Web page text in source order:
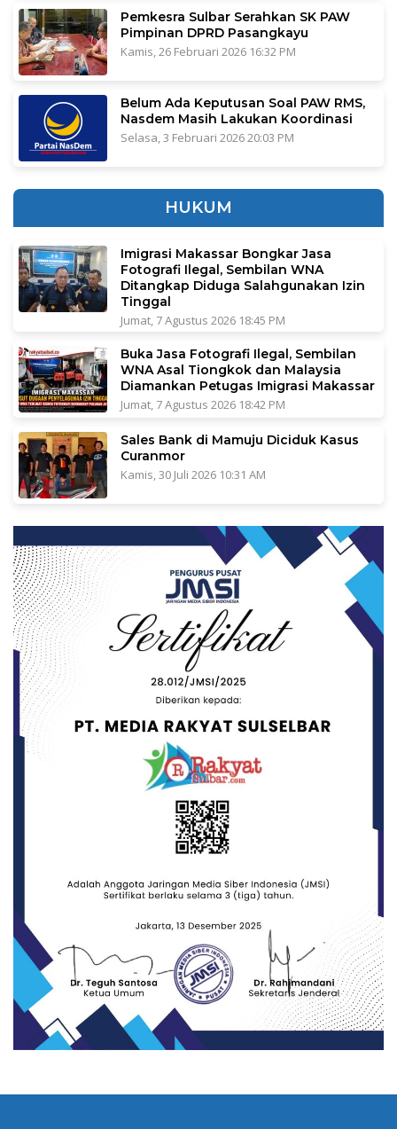
Pemkesra Sulbar Serahkan SK PAW
Pimpinan DPRD Pasangkayu
Kamis, 26 Februari 2026 16:32 PM
Belum Ada Keputusan Soal PAW RMS,
Nasdem Masih Lakukan Koordinasi
Selasa, 3 Februari 2026 20:03 PM
HUKUM
Imigrasi Makassar Bongkar Jasa
Fotografi Ilegal, Sembilan WNA
Ditangkap Diduga Salahgunakan Izin
Tinggal
Jumat, 7 Agustus 2026 18:45 PM
Buka Jasa Fotografi Ilegal, Sembilan
WNA Asal Tiongkok dan Malaysia
Diamankan Petugas Imigrasi Makassar
Jumat, 7 Agustus 2026 18:42 PM
Sales Bank di Mamuju Diciduk Kasus
Curanmor
Kamis, 30 Juli 2026 10:31 AM